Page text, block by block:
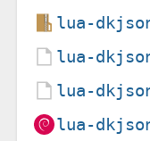
lua-
lua-
lua-
lua-